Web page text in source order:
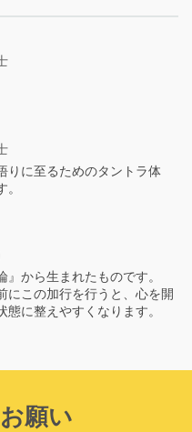
りに至るためのタントラ体
から生まれたものです。
にこの加行を行うと、心を開
に整えやすくなります。
願い